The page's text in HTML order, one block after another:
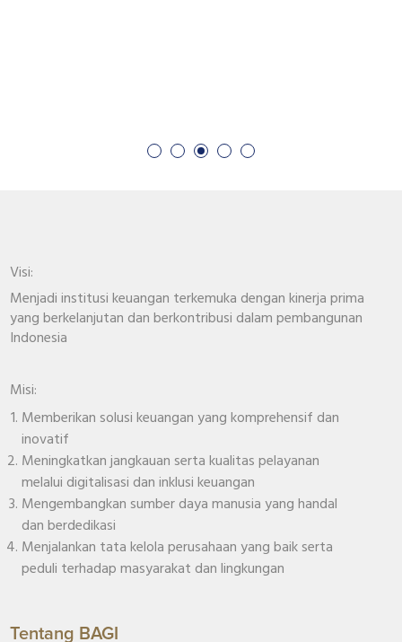
Visi:
Menjadi institusi keuangan terkemuka dengan kinerja prima
yang berkelanjutan dan berkontribusi dalam pembangunan
Indonesia
Misi:
Memberikan solusi keuangan yang komprehensif dan
inovatif
Meningkatkan jangkauan serta kualitas pelayanan
melalui digitalisasi dan inklusi keuangan
Mengembangkan sumber daya manusia yang handal
dan berdedikasi
Menjalankan tata kelola perusahaan yang baik serta
peduli terhadap masyarakat dan lingkungan
Tentang BAGI